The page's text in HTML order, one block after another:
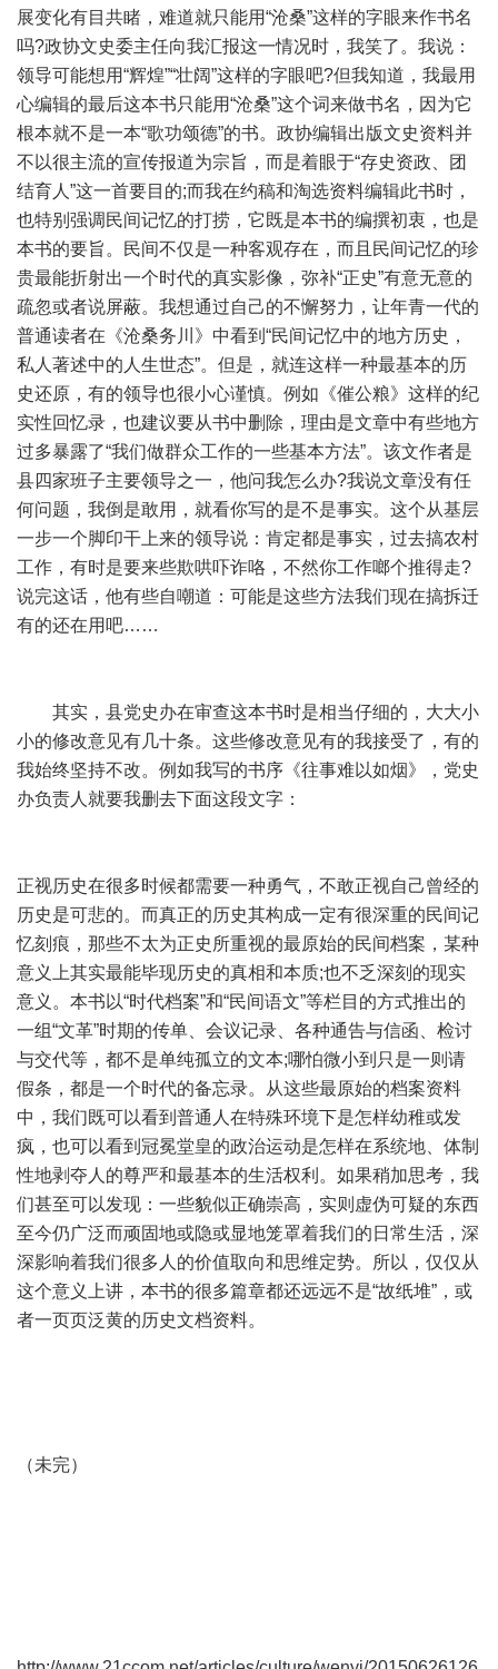
展变化有目共睹，难道就只能用“沧桑”这样的字眼来作书名
吗?政协文史委主任向我汇报这一情况时，我笑了。我说：
领导可能想用“辉煌”“壮阔”这样的字眼吧?但我知道，我最用
心编辑的最后这本书只能用“沧桑”这个词来做书名，因为它
根本就不是一本“歌功颂德”的书。政协编辑出版文史资料并
不以很主流的宣传报道为宗旨，而是着眼于“存史资政、团
结育人”这一首要目的;而我在约稿和淘选资料编辑此书时，
也特别强调民间记忆的打捞，它既是本书的编撰初衷，也是
本书的要旨。民间不仅是一种客观存在，而且民间记忆的珍
贵最能折射出一个时代的真实影像，弥补“正史”有意无意的
疏忽或者说屏蔽。我想通过自己的不懈努力，让年青一代的
普通读者在《沧桑务川》中看到“民间记忆中的地方历史，
私人著述中的人生世态”。但是，就连这样一种最基本的历
史还原，有的领导也很小心谨慎。例如《催公粮》这样的纪
实性回忆录，也建议要从书中删除，理由是文章中有些地方
过多暴露了“我们做群众工作的一些基本方法”。该文作者是
县四家班子主要领导之一，他问我怎么办?我说文章没有任
何问题，我倒是敢用，就看你写的是不是事实。这个从基层
一步一个脚印干上来的领导说：肯定都是事实，过去搞农村
工作，有时是要来些欺哄吓诈咯，不然你工作啷个推得走?
说完这话，他有些自嘲道：可能是这些方法我们现在搞拆迁
有的还在用吧……
其实，县党史办在审查这本书时是相当仔细的，大大小
小的修改意见有几十条。这些修改意见有的我接受了，有的
我始终坚持不改。例如我写的书序《往事难以如烟》，党史
办负责人就要我删去下面这段文字：
正视历史在很多时候都需要一种勇气，不敢正视自己曾经的
历史是可悲的。而真正的历史其构成一定有很深重的民间记
忆刻痕，那些不太为正史所重视的最原始的民间档案，某种
意义上其实最能毕现历史的真相和本质;也不乏深刻的现实
意义。本书以“时代档案”和“民间语文”等栏目的方式推出的
一组“文革”时期的传单、会议记录、各种通告与信函、检讨
与交代等，都不是单纯孤立的文本;哪怕微小到只是一则请
假条，都是一个时代的备忘录。从这些最原始的档案资料
中，我们既可以看到普通人在特殊环境下是怎样幼稚或发
疯，也可以看到冠冕堂皇的政治运动是怎样在系统地、体制
性地剥夺人的尊严和最基本的生活权利。如果稍加思考，我
们甚至可以发现：一些貌似正确崇高，实则虚伪可疑的东西
至今仍广泛而顽固地或隐或显地笼罩着我们的日常生活，深
深影响着我们很多人的价值取向和思维定势。所以，仅仅从
这个意义上讲，本书的很多篇章都还远远不是“故纸堆”，或
者一页页泛黄的历史文档资料。
（未完）